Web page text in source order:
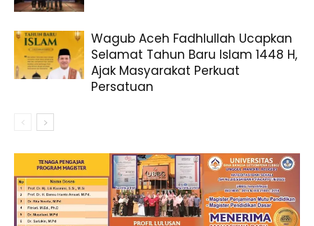
Wagub Aceh Fadhlullah Ucapkan
Selamat Tahun Baru Islam 1448 H,
Ajak Masyarakat Perkuat
Persatuan